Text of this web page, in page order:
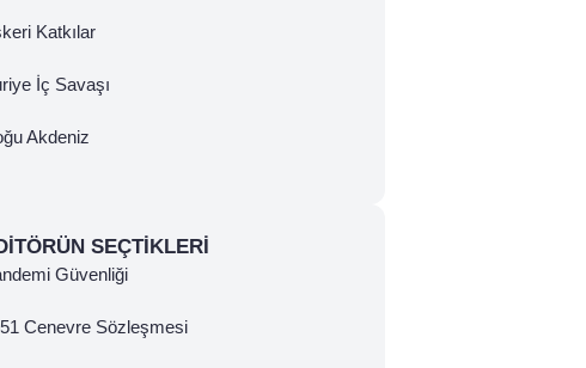
Katkılar
İç Savaşı
Akdeniz
SEÇTIKLERI
Güvenliği
Cenevre Sözleşmesi